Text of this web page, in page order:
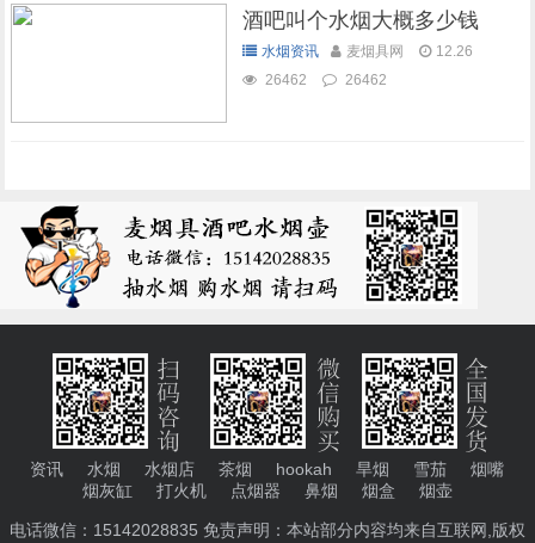
酒吧叫个水烟大概多少钱
水烟资讯 麦烟具网
12.26
26462
26462
资讯 水烟 水烟店 茶烟 hookah 旱烟 雪茄
烟嘴
烟灰缸
打火机 点烟器 鼻烟 烟盒 烟壶
电话微信：15142028835 免责声明：本站部分内容均来自互联网,版权